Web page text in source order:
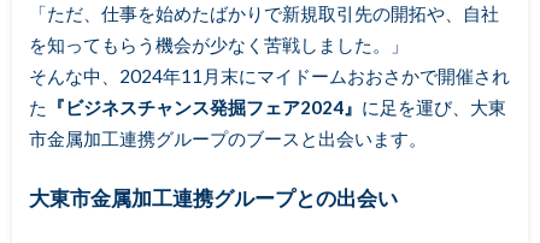
「ただ、仕事を始めたばかりで新規取引先の開拓や、自社
を知ってもらう機会が少なく苦戦しました。」
そんな中、2024年11月末にマイドームおおさかで開催され
た 『ビジネスチャンス発掘フェア2024』 に足を運び、大東
市金属加工連携グループのブースと出会います。
大東市金属加工連携グループとの出会い